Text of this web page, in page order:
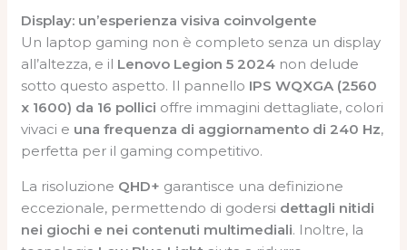
Display: un’esperienza visiva coinvolgente
Un laptop gaming non è completo senza un display
all’altezza, e il Lenovo Legion 5 2024 non delude
sotto questo aspetto. Il pannello IPS WQXGA (2560
x 1600) da 16 pollici offre immagini dettagliate, colori
vivaci e una frequenza di aggiornamento di 240 Hz,
perfetta per il gaming competitivo.
La risoluzione QHD+ garantisce una definizione
eccezionale, permettendo di godersi dettagli nitidi
nei giochi e nei contenuti multimediali. Inoltre, la